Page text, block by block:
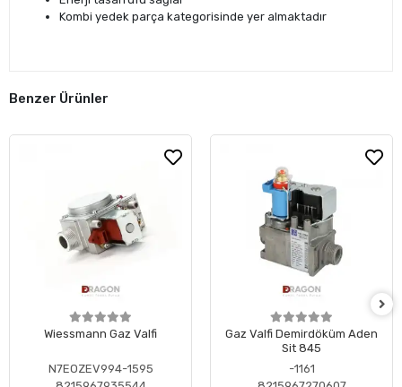
Kombi yedek parça kategorisinde yer almaktadır
Benzer Ürünler
Wiessmann Gaz Valfi
N7EOZEV994-1595
Gaz Valfi Demirdöküm Aden
Sit 845
-1161